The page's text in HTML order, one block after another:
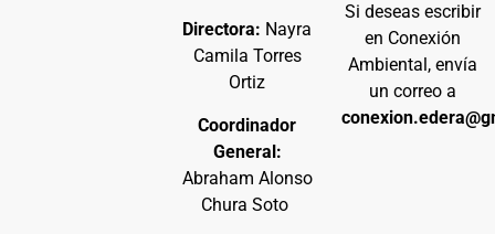
Directora: Nayra
Camila Torres
Ortiz
Coordinador
General:
Abraham Alonso
Chura Soto
Si deseas escribir
en Conexión
Ambiental, envía
un correo a